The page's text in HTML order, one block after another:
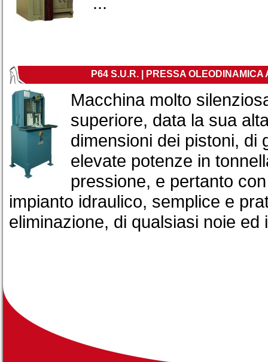
P64 S.U.R. | PRESSA
Macchina molto
superiore, data la sua
dimensioni dei pistoni, di
elevate potenze in
pressione, e pertanto
impianto idraulico, semplice e
eliminazione, di qualsiasi noie ed